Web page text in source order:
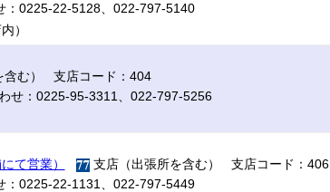
：0225-22-5128、022-797-5140
）
含む） 支店コード：404
せ：0225-95-3311、022-797-5256
て営業）
支店（出張所を含む） 支店コード：406
：0225-22-1131、022-797-5449